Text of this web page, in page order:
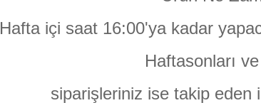
Hafta içi saat 16:00'ya kadar
Haftasonları
siparişleriniz ise takip eden